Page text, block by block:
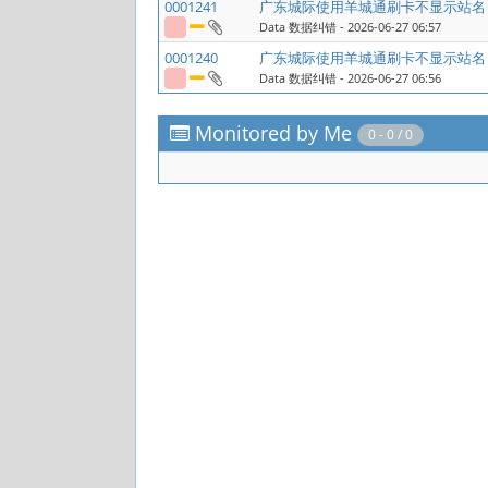
0001241 广东城际使用羊城通刷卡不显示站名
Data 数据纠错 - 2026-06-27 06:57
0001240 广东城际使用羊城通刷卡不显示站名
Data 数据纠错 - 2026-06-27 06:56
Monitored by Me 0 - 0 / 0